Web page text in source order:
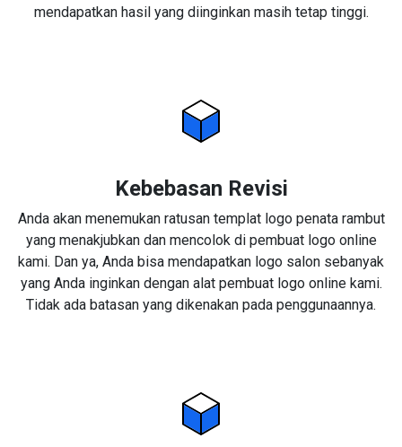
mendapatkan hasil yang diinginkan masih tetap tinggi.
Kebebasan Revisi
Anda akan menemukan ratusan templat logo penata rambut
yang menakjubkan dan mencolok di pembuat logo online
kami. Dan ya, Anda bisa mendapatkan logo salon sebanyak
yang Anda inginkan dengan alat pembuat logo online kami.
Tidak ada batasan yang dikenakan pada penggunaannya.